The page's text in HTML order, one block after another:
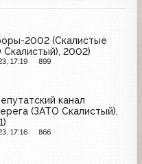
2002 (Скалистые
2002)
17:19 899
канал
(ЗАТО Скалистый),
17:16 866